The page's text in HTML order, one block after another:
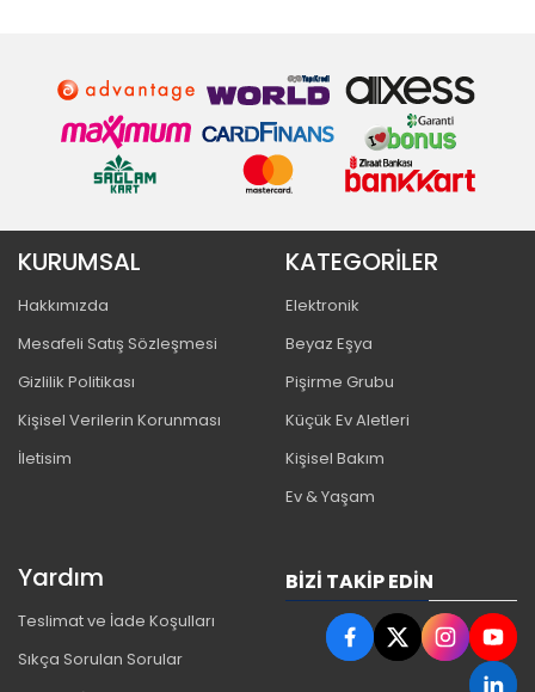
KURUMSAL
Hakkımızda
Mesafeli Satış Sözleşmesi
Gizlilik Politikası
Kişisel Verilerin Korunması
İletisim
KATEGORİLER
Elektronik
Beyaz Eşya
Pişirme Grubu
Küçük Ev Aletleri
Kişisel Bakım
Ev & Yaşam
Yardım
Teslimat ve İade Koşulları
Sıkça Sorulan Sorular
BIZI TAKIP EDIN